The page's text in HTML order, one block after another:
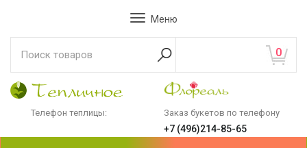
Меню
0
Телефон теплицы: Заказ букетов по телефону
+7 (496)214-85-65